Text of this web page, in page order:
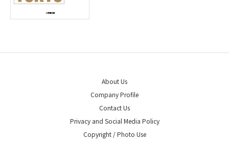
About Us
Company Profile
Contact Us
Privacy and Social Media Policy
Copyright / Photo Use